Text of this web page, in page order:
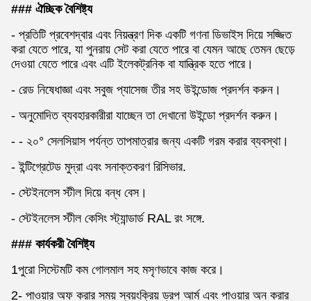
### ঐচ্ছিক বৈশিষ্ট্য
- প্রতিটি প্রবেশদ্বার এবং নিয়ন্ত্রণ দিক একটি গণনা ডিভাইস দিয়ে সজ্জিত
করা যেতে পারে, যা পুনরায় সেট করা যেতে পারে বা যেমন আছে তেমন ছেড়ে
দেওয়া যেতে পারে এবং এটি ইলেকট্রনিক বা যান্ত্রিক হতে পারে।
- রেড নিষেধাজ্ঞা এবং সবুজ প্যাসেজ তীর সহ উইন্ডোজ প্রদর্শন করুন।
- অনুমোদিত ব্যবহারকারীরা যাচ্ছেন তা দেখানো উইন্ডো প্রদর্শন করুন।
- - ২০° সেলসিয়াস পর্যন্ত তাপমাত্রার জন্য একটি গরম করার ব্যবস্থা।
- ইন্টিগ্রেটেড মুদ্রা এবং সনাক্তকরণ রিসিভার.
- স্টেইনলেস স্টীল দিয়ে বন্ধ বেস।
- স্টেইনলেস স্টীল কেসিং স্ট্যান্ডার্ড RAL রং সঙ্গে.
### কার্যকরী বৈশিষ্ট্য
1পুরো সিস্টেমটি কম গোলমাল সহ মসৃণভাবে কাজ করে।
2- পাওয়ার অফ করার সময় স্বয়ংক্রিয় ড্রপ আর্ম এবং পাওয়ার অন করার